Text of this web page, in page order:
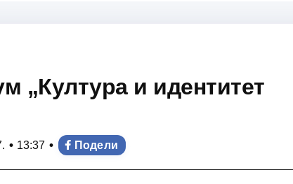
„Култура и идентитет
• 13:37 • Подели